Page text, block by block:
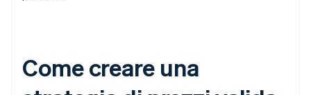
Come creare una